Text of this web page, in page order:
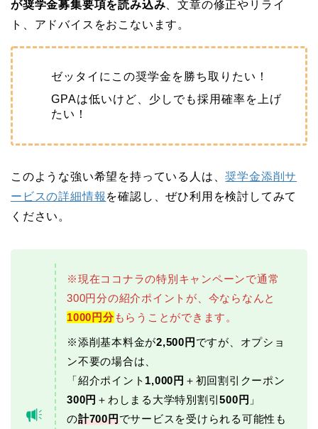
が奨学金募集要項を読み込み 、文章の修正やリライ
ト、アドバイスをおこないます。
ゼッタイにこの奨学金を勝ち取りたい！
GPAは低いけど、少しでも採用確率を上げ
たい！
このような強い希望を持っている人は、奨学金添削サ
ービスの詳細情報 を確認し、ぜひ利用を検討してみて
ください。
※現在ココナラの特別キャンペーンで通常
300円分の紹介ポイントが、今ならなんと
1000円分もらうことができます。
※添削基本料金が2,500円 ですが、オプショ
ン不要の場合は、
「紹介ポイント 1,000円 ＋初回割引クーポン
300円 ＋わしまる大学特別割引500円 」
の計700円 でサービスを受けられる可能性も